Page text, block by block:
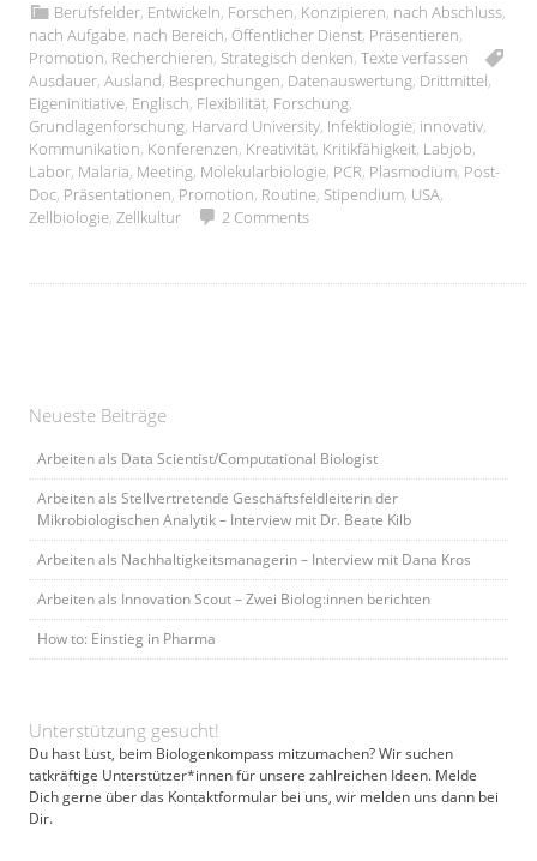
Berufsfelder, Entwickeln, Forschen, Konzipieren, nach Abschluss,
nach Aufgabe, nach Bereich, Öffentlicher Dienst, Präsentieren,
Promotion, Recherchieren, Strategisch denken,Texte verfassen
Ausdauer,Ausland, Besprechungen, Datenauswertung, Drittmittel,
Eigeninitiative, Englisch, Flexibilität, Forschung,
Grundlagenforschung, Harvard University, Infektiologie, innovativ,
Kommunikation, Konferenzen, Kreativität, Kritikfähigkeit, Labjob,
Labor, Malaria, Meeting, Molekularbiologie, PCR, Plasmodium, Post-
Doc, Präsentationen, Promotion, Routine, Stipendium, USA,
Zellbiologie,Zellkultur 2 Comments
Neueste Beiträge
Arbeiten als Data Scientist/Computational Biologist
Arbeiten als Stellvertretende Geschäftsfeldleiterin der
Mikrobiologischen Analytik – Interview mit Dr. Beate Kilb
Arbeiten als Nachhaltigkeitsmanagerin – Interview mit Dana Kros
Arbeiten als Innovation Scout – Zwei Biolog:innen berichten
How to: Einstieg in Pharma
Unterstützung gesucht!
Du hast Lust, beim Biologenkompass mitzumachen? Wir suchen
tatkräftige Unterstützer*innen für unsere zahlreichen Ideen. Melde
Dich gerne über das Kontaktformular bei uns, wir melden uns dann bei
Dir.